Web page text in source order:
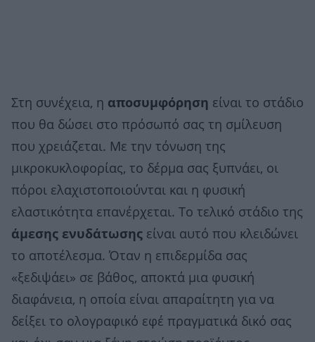
Στη συνέχεια, η αποσυμφόρηση είναι το στάδιο
που θα δώσει στο πρόσωπό σας τη σμίλευση
που χρειάζεται. Με την τόνωση της
μικροκυκλοφορίας, το δέρμα σας ξυπνάει, οι
πόροι ελαχιστοποιούνται και η φυσική
ελαστικότητα επανέρχεται. Το τελικό στάδιο της
άμεσης ενυδάτωσης είναι αυτό που κλειδώνει
το αποτέλεσμα. Όταν η επιδερμίδα σας
«ξεδιψάει» σε βάθος, αποκτά μια φυσική
διαφάνεια, η οποία είναι απαραίτητη για να
δείξει το ολογραφικό εφέ πραγματικά δικό σας